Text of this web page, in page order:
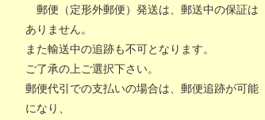
郵便（定形外郵便）発送は、郵送中の保証は
ありません。
また輸送中の追跡も不可となります。
ご了承の上ご選択下さい。
郵便代引での支払いの場合は、郵便追跡が可能
になり、